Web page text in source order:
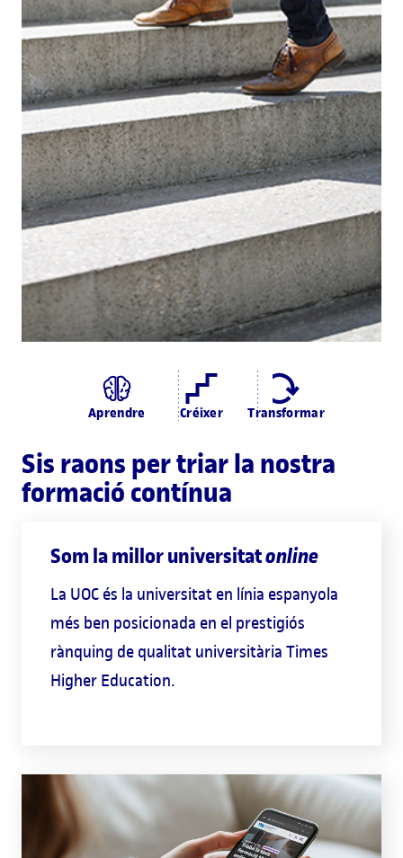
Aprendre Créixer Transformar
Sis raons per triar la nostra
formació contínua
Som la millor universitatonline
La UOC és la universitat en línia espanyola
més ben posicionada en el prestigiós
rànquing de qualitat universitària Times
Higher Education.